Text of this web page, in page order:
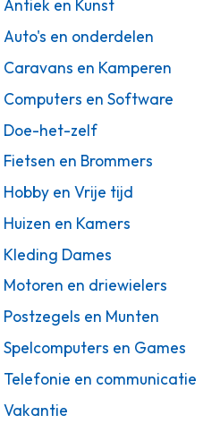
Antiek en Kunst
Auto's en onderdelen
Caravans en Kamperen
Computers en Software
Doe-het-zelf
Fietsen en Brommers
Hobby en Vrije tijd
Huizen en Kamers
Kleding Dames
Motoren en driewielers
Postzegels en Munten
Spelcomputers en Games
Telefonie en communicatie
Vakantie